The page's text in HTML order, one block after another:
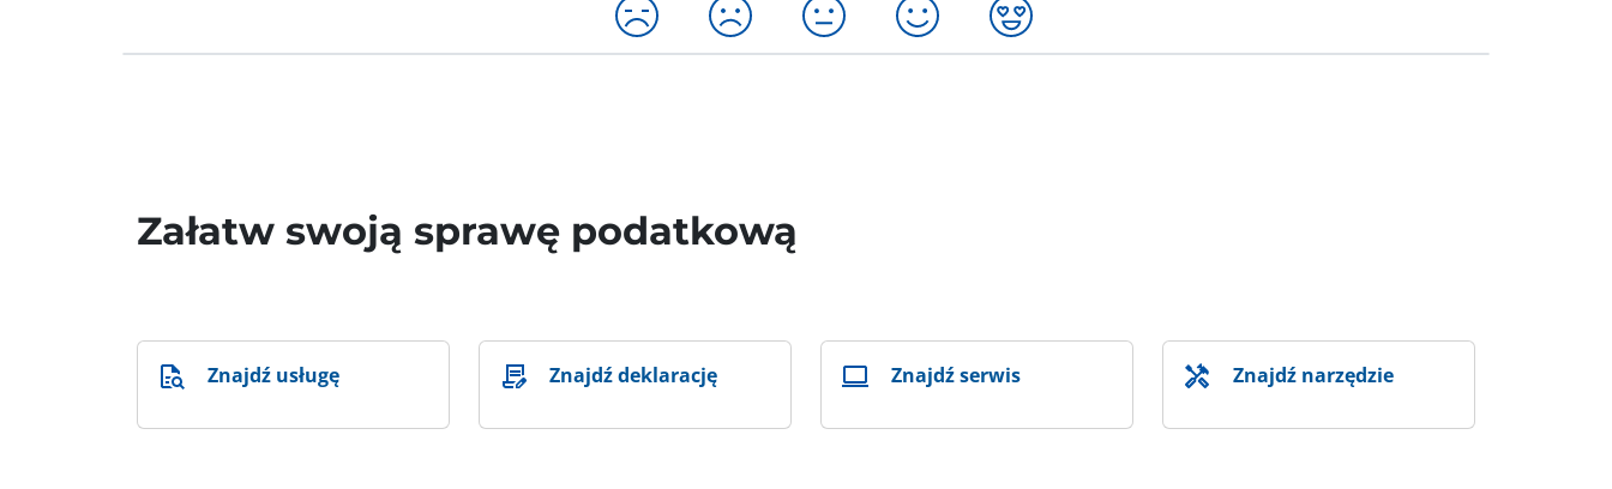
Załatw swoją sprawę podatkową
Znajdź usługę Znajdź deklarację Znajdź serwis Znajdź narzędzie